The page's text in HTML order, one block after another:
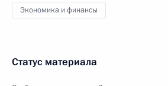
Экономика и финансы
Статус материала